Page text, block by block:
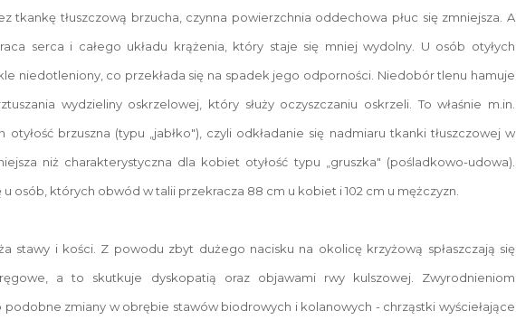
tkankę tłuszczową brzucha, czynna powierzchnia oddechowa płuc się zmniejsza. A
serca i całego układu krążenia, który staje się mniej wydolny. U osób otyłych
niedotleniony, co przekłada się na spadek jego odporności. Niedobór tlenu hamuje
wydzieliny oskrzelowej, który służy oczyszczaniu oskrzeli. To właśnie m.in.
brzuszna (typu „jabłko"), czyli odkładanie się nadmiaru tkanki tłuszczowej w
niż charakterystyczna dla kobiet otyłość typu „gruszka" (pośladkowo-udowa).
u osób, których obwód w talii przekracza 88 cm u kobiet i 102 cm u mężczyzn.
stawy i kości. Z powodu zbyt dużego nacisku na okolicę krzyżową spłaszczają się
a to skutkuje dyskopatią oraz objawami rwy kulszowej. Zwyrodnieniom
podobne zmiany w obrębie stawów biodrowych i kolanowych - chrząstki wyściełające